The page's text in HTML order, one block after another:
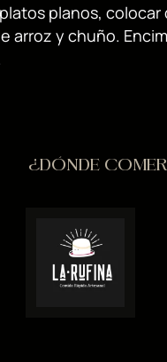
planos, colocar
arroz y chuño.
¿DÓNDE